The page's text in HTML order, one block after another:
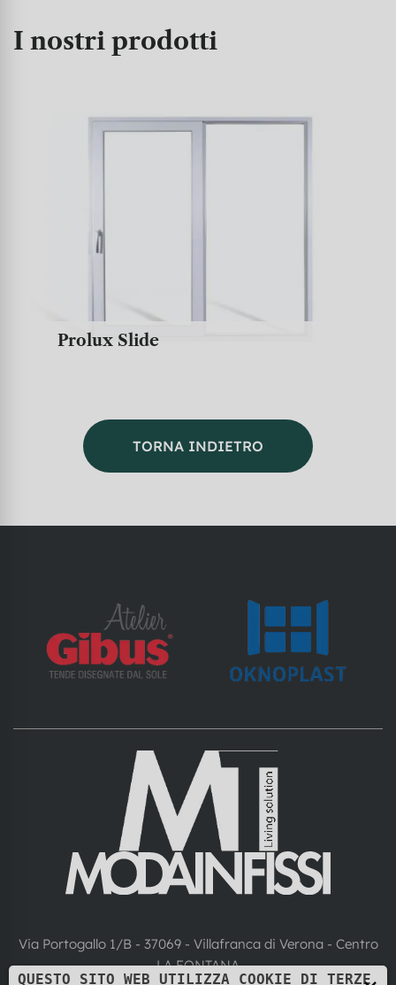
I nostri prodotti
HST Motion
TORNA INDIETRO
Via Portogallo 1/B - 37069 - Villafranca di Verona - Centro
LA FONTANA
QUESTO SITO WEB UTILIZZA COOKIE DI TERZE